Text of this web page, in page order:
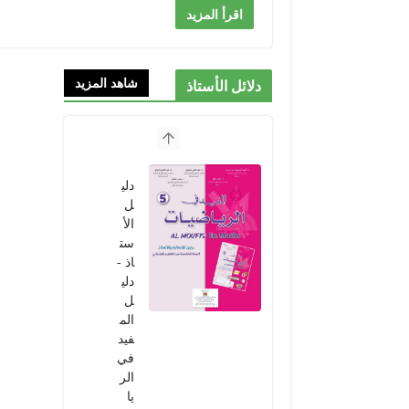
اقرأ المزيد
دلائل الأستاذ شاهد المزيد
دلي
ل
الأ
ست
اذ -
دلي
ل
الم
فيد
في
الر
يا